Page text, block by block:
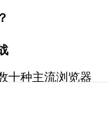
十种主流浏览器
Edge），每个